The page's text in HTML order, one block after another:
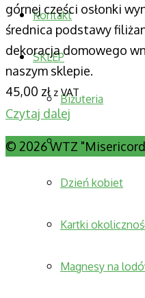
Kontakt
SKLEP
Biżuteria
Dekoracje,
Dzień kobiet
Kartki
Magnesy na
górnej części osłonki
średnica podstawy
dekoracja domowego
naszym sklepie.
45,00 zł z VAT
Czytaj dalej
© 2026 WTZ